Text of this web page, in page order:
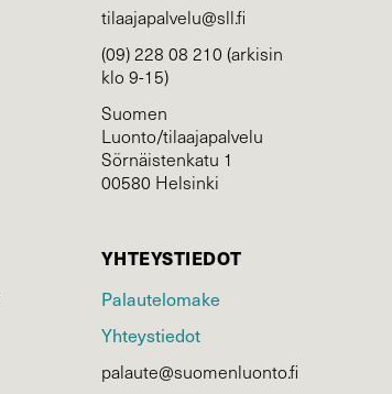
tilaajapalvelu@sll.fi
(09) 228 08 210 (arkisin
klo 9-15)
Suomen
Luonto/tilaajapalvelu
Sörnäistenkatu 1
00580 Helsinki
YHTEYSTIEDOT
Palautelomake
Yhteystiedot
palaute@suomenluonto.fi